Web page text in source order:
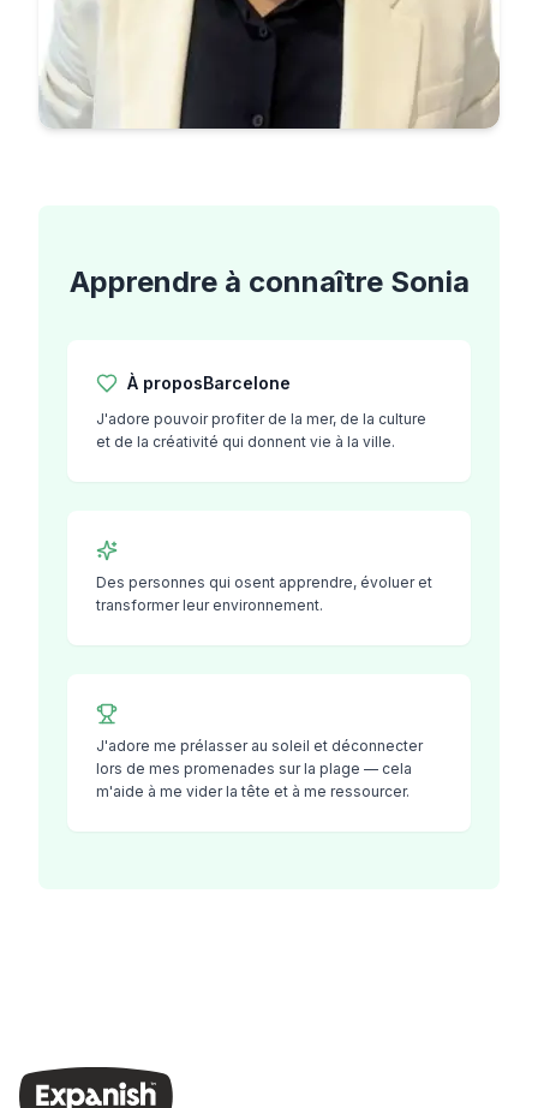
Apprendre à connaître Sonia
À proposBarcelone
J'adore pouvoir profiter de la mer, de la culture
et de la créativité qui donnent vie à la ville.
Des personnes qui osent apprendre, évoluer et
transformer leur environnement.
J'adore me prélasser au soleil et déconnecter
lors de mes promenades sur la plage — cela
m'aide à me vider la tête et à me ressourcer.